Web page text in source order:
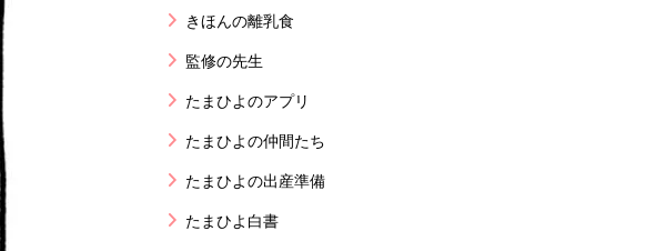
きほんの離乳食
監修の先生
たまひよのアプリ
たまひよの仲間たち
たまひよの出産準備
たまひよ白書